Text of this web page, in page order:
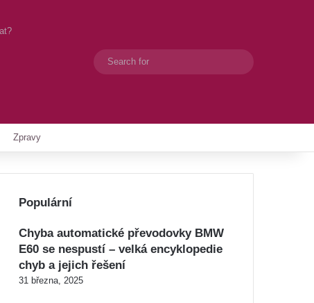
Switch skin
Zpravy
Populární
Chyba automatické převodovky BMW
E60 se nespustí – velká encyklopedie
chyb a jejich řešení
31 března, 2025